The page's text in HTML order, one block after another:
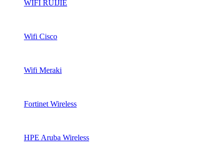
WIFI RUIJIE
Wifi Cisco
Wifi Meraki
Fortinet Wireless
HPE Aruba Wireless